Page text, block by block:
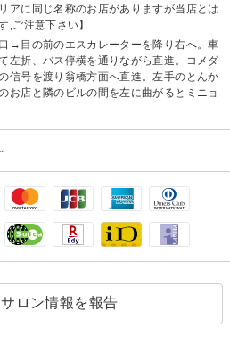
リアに同じ名称のお店がありますが当店とは
,ご注意下さい】
→目の前のエスカレーターを降り右へ。車
左折、バス停横を通りながら直進。コメダ
信号を渡り翁橋方面へ直進。左手のとんか
お店と隣のビルの間を左に曲がるとミニョ
ロン情報を報告